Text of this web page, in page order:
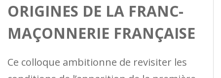
ORIGINES DE LA FRANC-
MAÇONNERIE FRANÇAISE
Ce colloque ambitionne de revisiter les